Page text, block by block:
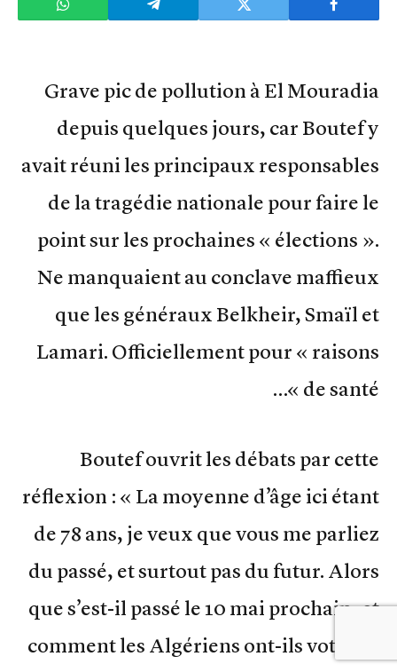
Grave pic de pollution à El Mouradia
depuis quelques jours, car Boutef y
avait réuni les principaux responsables
de la tragédie nationale pour faire le
point sur les prochaines « élections ».
Ne manquaient au conclave maffieux
que les généraux Belkheir, Smaïl et
Lamari. Officiellement pour « raisons
de santé »…
Boutef ouvrit les débats par cette
réflexion : « La moyenne d’âge ici étant
de 78 ans, je veux que vous me parliez
du passé, et surtout pas du futur. Alors
que s’est-il passé le 10 mai prochain, et
comment les Algériens ont-ils voté ? Je